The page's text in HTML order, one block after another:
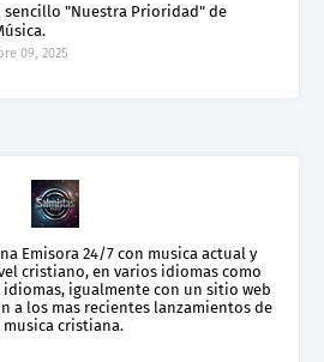
sencillo "Nuestra Prioridad" de
09, 2025
Emisora 24/7 con musica actual y
cristiano, en varios idiomas como
igualmente con un sitio web
a los mas recientes lanzamientos de
musica cristiana.